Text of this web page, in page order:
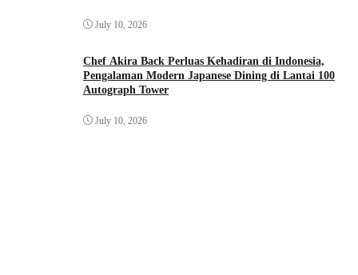
July 10, 2026
Chef Akira Back Perluas Kehadiran di Indonesia,
Pengalaman Modern Japanese Dining di Lantai 100
Autograph Tower
July 10, 2026